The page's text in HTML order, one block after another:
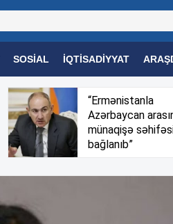
SOSIAL İQTISADIYYAT
TƏHSIL SAĞLAMLIQ MARAQLI
“Ermənistanla
Azərbaycan
münaqişə
bağlanıb”